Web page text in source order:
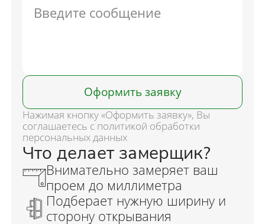
Оформить заявку
Нажимая кнопку «Оформить заявку», Вы
соглашаетесь с политикой обработки
персональных данных
Что делает замерщик?
Внимательно замеряет ваш
проем до миллиметра
Подберает нужную ширину и
сторону открывания